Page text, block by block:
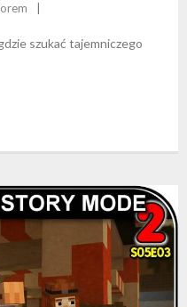
szukać tajemniczego